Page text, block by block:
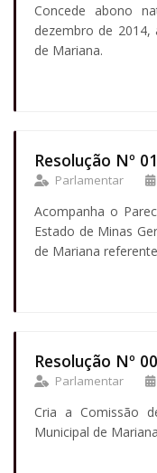
Concede abono
dezembro de 2014,
de Mariana.
Resolução Nº
Parlamentar
Acompanha o
Estado de Minas
de Mariana
Resolução Nº
Parlamentar
Cria a Comissão
Municipal de